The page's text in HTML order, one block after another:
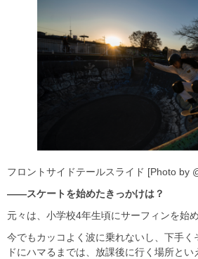
フロントサイドテールスライド [Photo by
――スケートを始めたきっかけは？
元々は、小学校4年生頃にサーフィンを始め
今でもカッコよく波に乗れないし、下手く
ドにハマるまでは、放課後に行く場所とい